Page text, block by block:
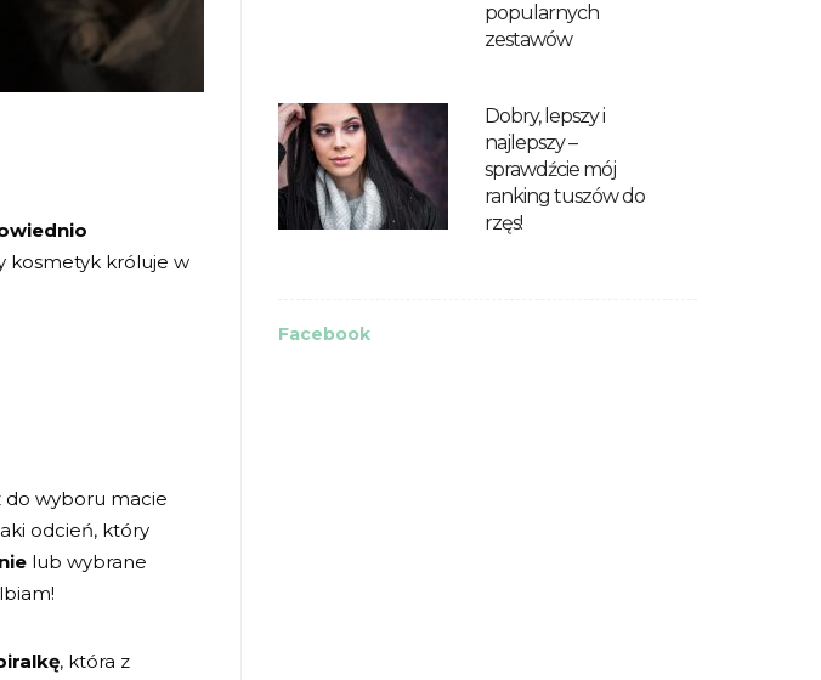
kosmetyk króluje w
do wyboru macie
odcień, który
lub wybrane
, która z
popularnych
zestawów
Dobry, lepszy i
najlepszy –
sprawdźcie mój
ranking tuszów do
rzęs!
Facebook